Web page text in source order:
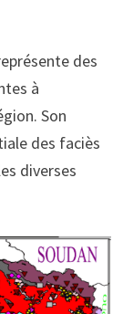
des
à
Son
des faciès
diverses